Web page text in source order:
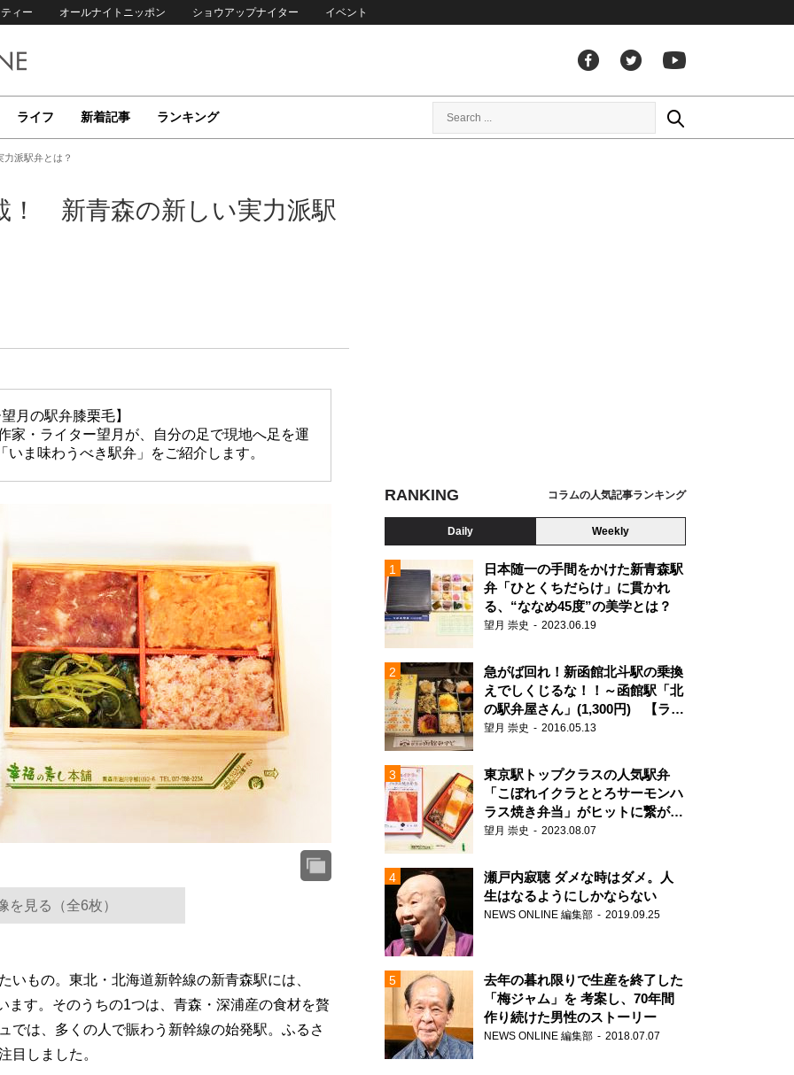
ィー オールナイトニッポン ショウアップナイター イベント
ライフ 新着記事 ランキング
派駅弁とは？
！ 新青森の新しい実力派駅
月の駅弁膝栗毛】
家・ライター望月が、自分の足で現地へ足を運
ま味わうべき駅弁」をご紹介します。
を見る（全6枚）
もの。東北・北海道新幹線の新青森駅には、
ます。そのうちの1つは、青森・深浦産の食材を贅
では、多くの人で賑わう新幹線の始発駅。ふるさ
目しました。
RANKING コラムの人気記事ランキング
Daily Weekly
日本随一の手間をかけた新青森駅
弁「ひとくちだらけ」に貫かれ
る、“ななめ45度”の美学とは？
望月 崇史 2023.06.19
急がば回れ！新函館北斗駅の乗換
えでしくじるな！！～函館駅「北
の駅弁屋さん」(1,300円) 【ライ
ター望月の駅弁膝栗毛】
望月 崇史 2016.05.13
東京駅トップクラスの人気駅弁
「こぼれイクラととろサーモンハ
ラス焼き弁当」がヒットに繋がっ
た理由
望月 崇史 2023.08.07
瀬戸内寂聴 ダメな時はダメ。人
生はなるようにしかならない
NEWS ONLINE 編集部 2019.09.25
去年の暮れ限りで生産を終了した
「梅ジャム」を 考案し、70年間
作り続けた男性のストーリー
NEWS ONLINE 編集部 2018.07.07